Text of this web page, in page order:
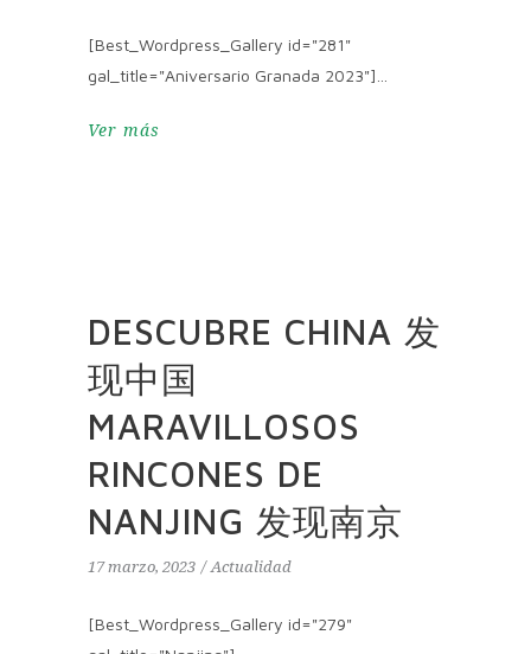
[Best_Wordpress_Gallery id="281"
gal_title="Aniversario Granada 2023"]
Ver más
DESCUBRE CHINA 发
现中国
MARAVILLOSOS
RINCONES DE
NANJING 发现南京
17 marzo, 2023 Actualidad
[Best_Wordpress_Gallery id="279"